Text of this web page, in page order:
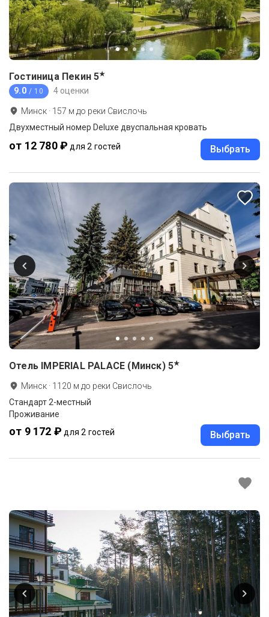
Гостиница Пекин 5★
9.0 / 10 4 оценки
Минск · 157 м до реки Свислочь
Двухместный номер Deluxe двуспальная кровать
от 12 780 ₽ для 2 гостей Выбрать
Отель IMPERIAL PALACE (Минск) 5★
Минск · 1120 м до реки Свислочь
Стандарт 2-местный
Проживание
от 9 172 ₽ для 2 гостей Выбрать